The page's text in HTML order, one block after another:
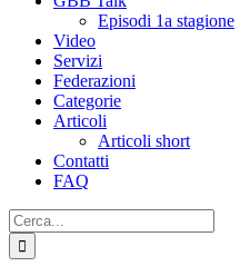
Episodi 1a stagione
Video
Servizi
Federazioni
Categorie
Articoli
Articoli short
Contatti
FAQ
Cerca
per: